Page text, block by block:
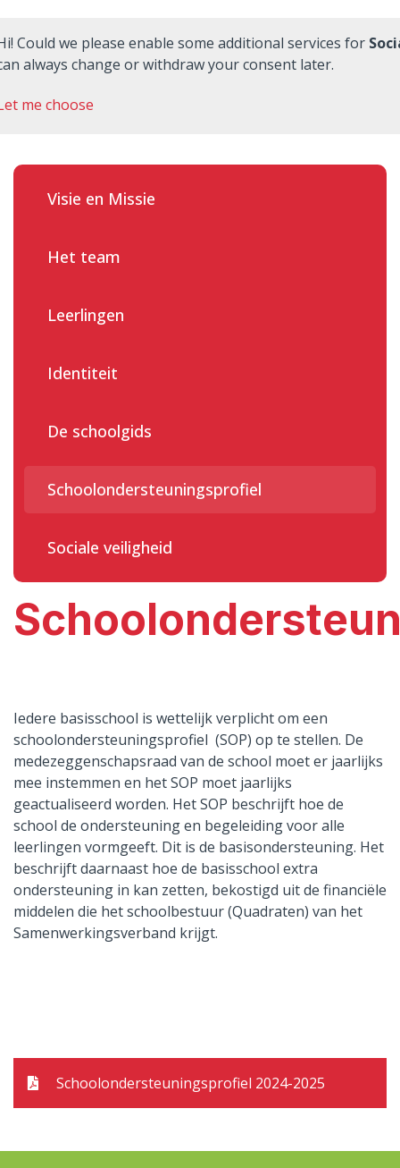
Ouders
Praktische zaken
Nieuwe leerlingen
Aanmelden
Contact
Visie en Missie
Het team
Leerlingen
Identiteit
De schoolgids
Schoolondersteuningsprofiel
Sociale veiligheid
Iedere basisschool is wettelijk verplicht om een
schoolondersteuningsprofiel (SOP) op te stellen. De
medezeggenschapsraad van de school moet er jaarlijks
mee instemmen en het SOP moet jaarlijks
geactualiseerd worden. Het SOP beschrijft hoe de
school de ondersteuning en begeleiding voor alle
leerlingen vormgeeft. Dit is de basisondersteuning. Het
beschrijft daarnaast hoe de basisschool extra
ondersteuning in kan zetten, bekostigd uit de financiële
middelen die het schoolbestuur (Quadraten) van het
Samenwerkingsverband krijgt.
Schoolondersteuningsprofiel 2024-2025
Could we please enable some additional services for
always change or withdraw your consent later.
me choose